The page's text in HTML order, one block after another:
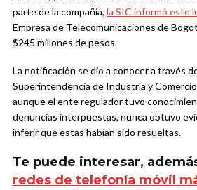
parte de la compañía, la SIC informó este
Empresa de Telecomunicaciones de
$245 millones de pesos.
La notificación se dio a conocer a través
Superintendencia de Industria y
aunque el ente regulador tuvo
denuncias interpuestas, nunca obtuvo
inferir que estas habían sido resueltas.
Te puede interesar,
redes de telefonía móvil